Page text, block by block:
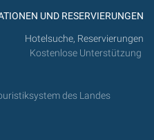
UND RESERVIERUNGEN
Hotelsuche, Reservierungen
Kostenlose Unterstützung
des Landes